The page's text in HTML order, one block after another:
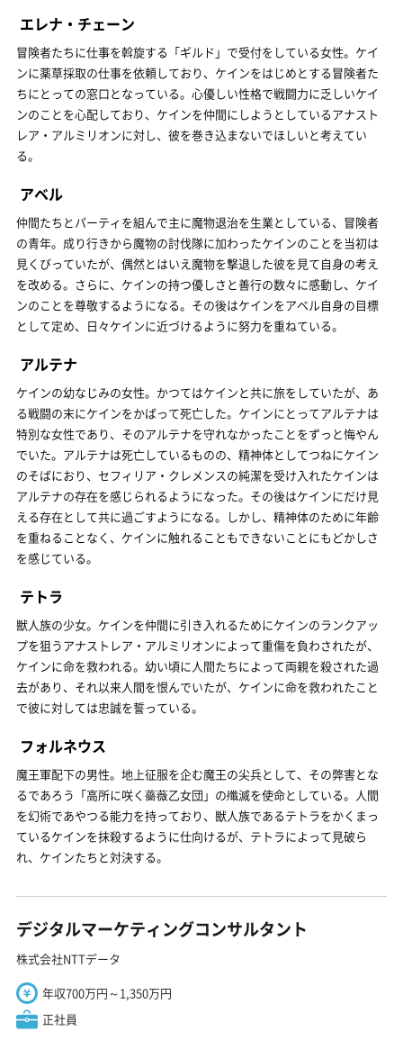
エレナ・チェーン
冒険者たちに仕事を斡旋する「ギルド」で受付をしている女性。ケイ
ンに薬草採取の仕事を依頼しており、ケインをはじめとする冒険者た
ちにとっての窓口となっている。心優しい性格で戦闘力に乏しいケイ
ンのことを心配しており、ケインを仲間にしようとしているアナスト
レア・アルミリオンに対し、彼を巻き込まないでほしいと考えてい
る。
アベル
仲間たちとパーティを組んで主に魔物退治を生業としている、冒険者
の青年。成り行きから魔物の討伐隊に加わったケインのことを当初は
見くびっていたが、偶然とはいえ魔物を撃退した彼を見て自身の考え
を改める。さらに、ケインの持つ優しさと善行の数々に感動し、ケイ
ンのことを尊敬するようになる。その後はケインをアベル自身の目標
として定め、日々ケインに近づけるように努力を重ねている。
アルテナ
ケインの幼なじみの女性。かつてはケインと共に旅をしていたが、あ
る戦闘の末にケインをかばって死亡した。ケインにとってアルテナは
特別な女性であり、そのアルテナを守れなかったことをずっと悔やん
でいた。アルテナは死亡しているものの、精神体としてつねにケイン
のそばにおり、セフィリア・クレメンスの純潔を受け入れたケインは
アルテナの存在を感じられるようになった。その後はケインにだけ見
える存在として共に過ごすようになる。しかし、精神体のために年齢
を重ねることなく、ケインに触れることもできないことにもどかしさ
を感じている。
テトラ
獣人族の少女。ケインを仲間に引き入れるためにケインのランクアッ
プを狙うアナストレア・アルミリオンによって重傷を負わされたが、
ケインに命を救われる。幼い頃に人間たちによって両親を殺された過
去があり、それ以来人間を恨んでいたが、ケインに命を救われたこと
で彼に対しては忠誠を誓っている。
フォルネウス
魔王軍配下の男性。地上征服を企む魔王の尖兵として、その弊害とな
るであろう「高所に咲く薔薇乙女団」の殲滅を使命としている。人間
を幻術であやつる能力を持っており、獣人族であるテトラをかくまっ
ているケインを抹殺するように仕向けるが、テトラによって見破ら
れ、ケインたちと対決する。
デジタルマーケティングコンサルタント
株式会社NTTデータ
年収700万円～1,350万円
正社員